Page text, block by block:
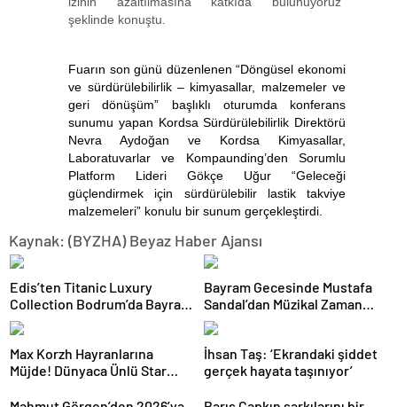
şeklinde konuştu.
Fuarın son günü düzenlenen “Döngüsel ekonomi
ve sürdürülebilirlik – kimyasallar, malzemeler ve
geri dönüşüm” başlıklı oturumda konferans
sunumu yapan Kordsa Sürdürülebilirlik Direktörü
Nevra Aydoğan ve Kordsa Kimyasallar,
Laboratuvarlar ve Kompaunding’den Sorumlu
Platform Lideri Gökçe Uğur “Geleceği
güçlendirmek için sürdürülebilir lastik takviye
malzemeleri” konulu bir sunum gerçekleştirdi.
Kaynak: (BYZHA) Beyaz Haber Ajansı
Edis’ten Titanic Luxury
Collection Bodrum’da Bayram
Gecesine Damga Vuran
Performans
Bayram Gecesinde Mustafa
Sandal’dan Müzikal Zaman
Yolculuğu
Max Korzh Hayranlarına
Müjde! Dünyaca Ünlü Star
Performansla Hayranlarıyla
İhsan Taş: ‘Ekrandaki şiddet
gerçek hayata taşınıyor’